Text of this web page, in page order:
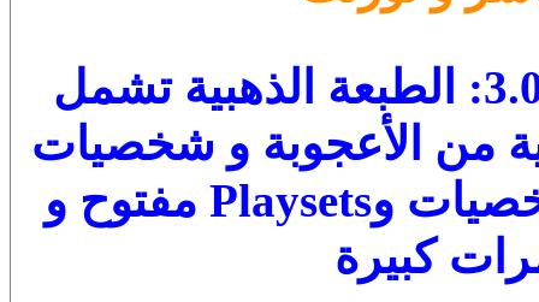
استمتع مع لعبة ديزني إنفينيتي 3.0: الطبعة الذهبية تشمل
من الأعجوبة و شخصيات
وعوالم ديزني والآن مع كل الشخصيات وPlaysets مفتوح و
كبيرة